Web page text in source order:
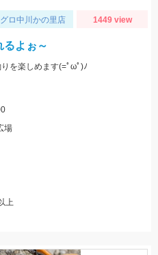
ロ中川かの里店 1449 view
るよぉ～
を楽しめます(=ﾟωﾟ)ﾉ
場
上